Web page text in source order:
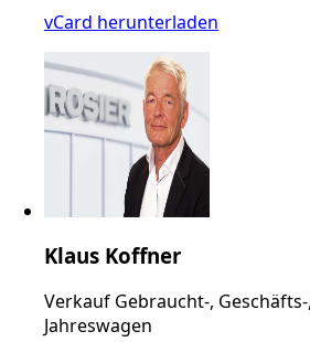
vCard herunterladen
Klaus Koffner
Verkauf Gebraucht-,
Jahreswagen